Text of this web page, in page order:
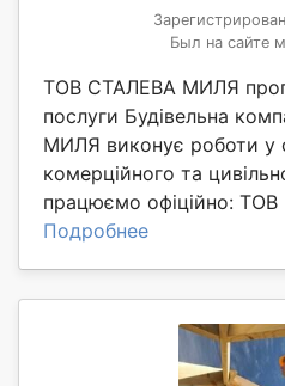
Был на сайте
ТОВ СТАЛЕВА МИЛЯ
послуги Будівельна
МИЛЯ виконує роботи у
комерційного та
працюємо офіційно: ТОВ
Подробнее